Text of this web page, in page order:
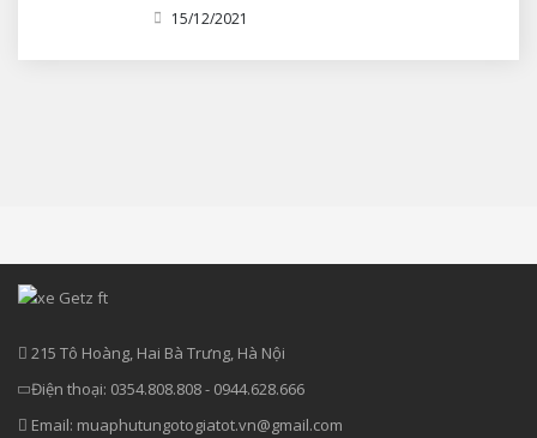
15/12/2021
215 Tô Hoàng, Hai Bà Trưng, Hà Nội
Điện thoại: 0354.808.808- 0944.628.666
Email: muaphutungotogiatot.vn@gmail.com